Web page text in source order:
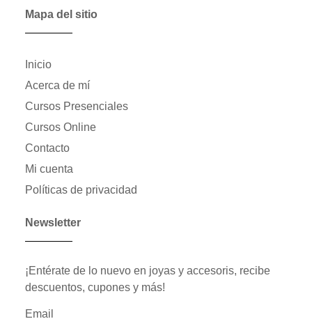
Mapa del sitio
Inicio
Acerca de mí
Cursos Presenciales
Cursos Online
Contacto
Mi cuenta
Políticas de privacidad
Newsletter
¡Entérate de lo nuevo en joyas y accesoris, recibe
descuentos, cupones y más!
Email